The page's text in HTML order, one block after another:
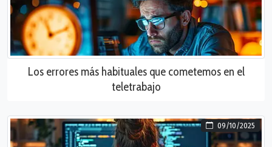
Los errores más habituales que cometemos en el
teletrabajo
09/10/2025